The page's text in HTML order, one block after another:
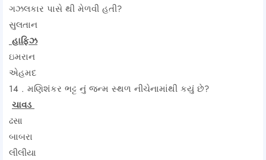
ગઝલકાર પાસે થી મેળવી હતી?
સુલતાન
હાફિઝ
ઇમરાન
એહમદ
14 . મણિશંકર ભટ્ટ નું જન્મ સ્થળ નીચેનામાંથી કયું છે?
ચાવડ
ઢસા
બાબરા
લીલીયા